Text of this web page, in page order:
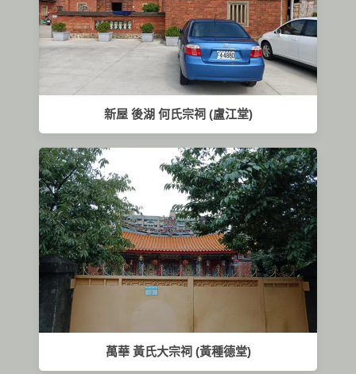
新屋 後湖 何氏宗祠 (盧江堂)
萬華 黃氏大宗祠 (黃種德堂)